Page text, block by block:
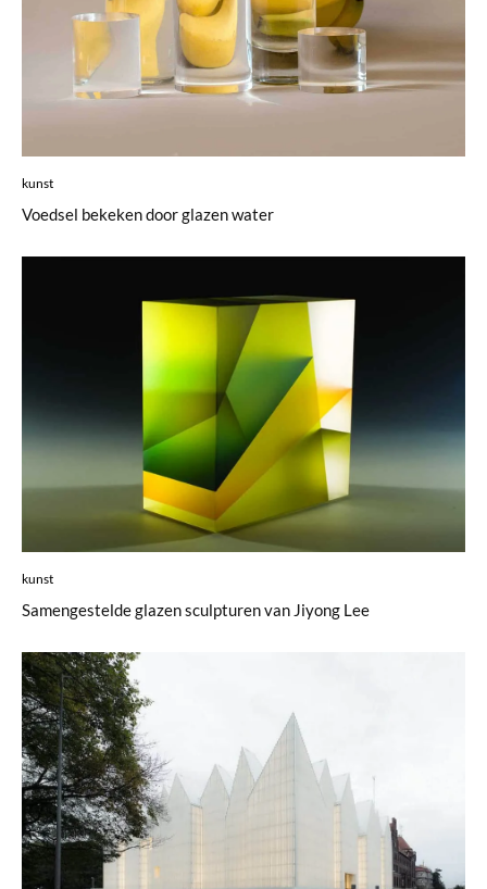
kunst
Voedsel bekeken door glazen water
kunst
Samengestelde glazen sculpturen van Jiyong Lee